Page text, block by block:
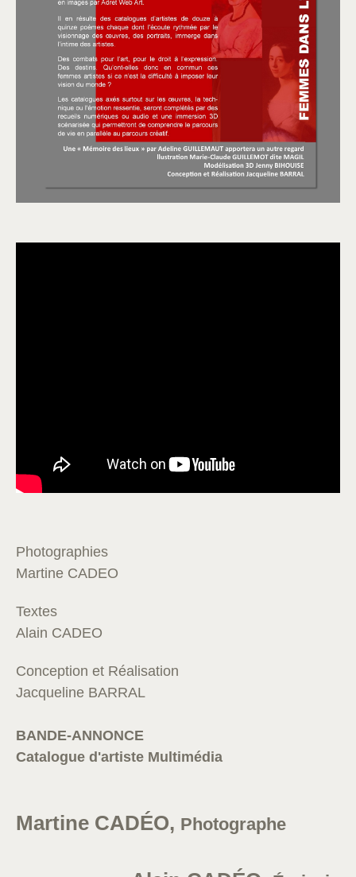
Photographies
Martine CADEO
Textes
Alain CADEO
Conception et Réalisation
Jacqueline BARRAL
BANDE-ANNONCE
Catalogue d'artiste Multimédia
Martine CADÉO, Photographe